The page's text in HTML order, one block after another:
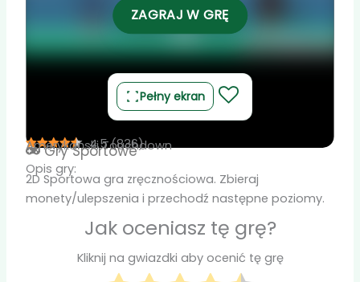
ZAGRAJ W GRĘ
Pełny ekran
4.5 (836)
Amerykański Touchdown
GrySportowe
Opis gry:
2D Sportowa gra zręcznościowa. Zbieraj
monety/ulepszenia i przechodź następne poziomy.
Jak oceniasz tę grę?
Kliknij na gwiazdki aby ocenić tę grę